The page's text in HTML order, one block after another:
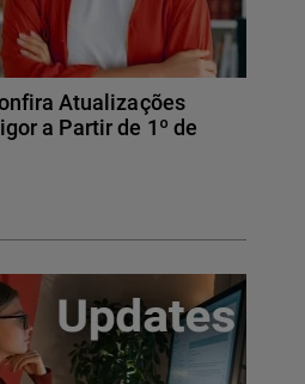
Atualizações
a Partir de 1º de